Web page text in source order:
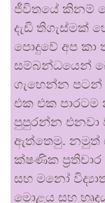
ජීවිතයේ කිනම්
දැඩි තිගැස්මක්
පොදුවේ අප කා
සම්බන්ධයෙන්
ගැහෙන්න පටන්
එක එක පාරටම
පුපුරන්න එනවා
ඇත්තෙමු. නමුත්
ක්ෂණික
සහ මනෝ
මොළය සහ